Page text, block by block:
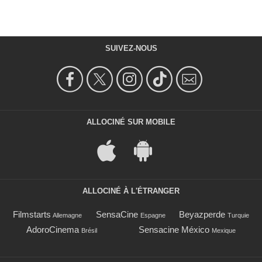
SUIVEZ-NOUS
ALLOCINÉ SUR MOBILE
ALLOCINÉ À L'ÉTRANGER
Filmstarts Allemagne SensaCine Espagne Beyazperde Turquie
AdoroCinema Brésil Sensacine México Mexique